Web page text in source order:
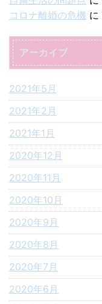
コロナ離婚の危機 に
アーカイブ
2021年5月
2021年2月
2021年1月
2020年12月
2020年11月
2020年10月
2020年9月
2020年8月
2020年7月
2020年6月